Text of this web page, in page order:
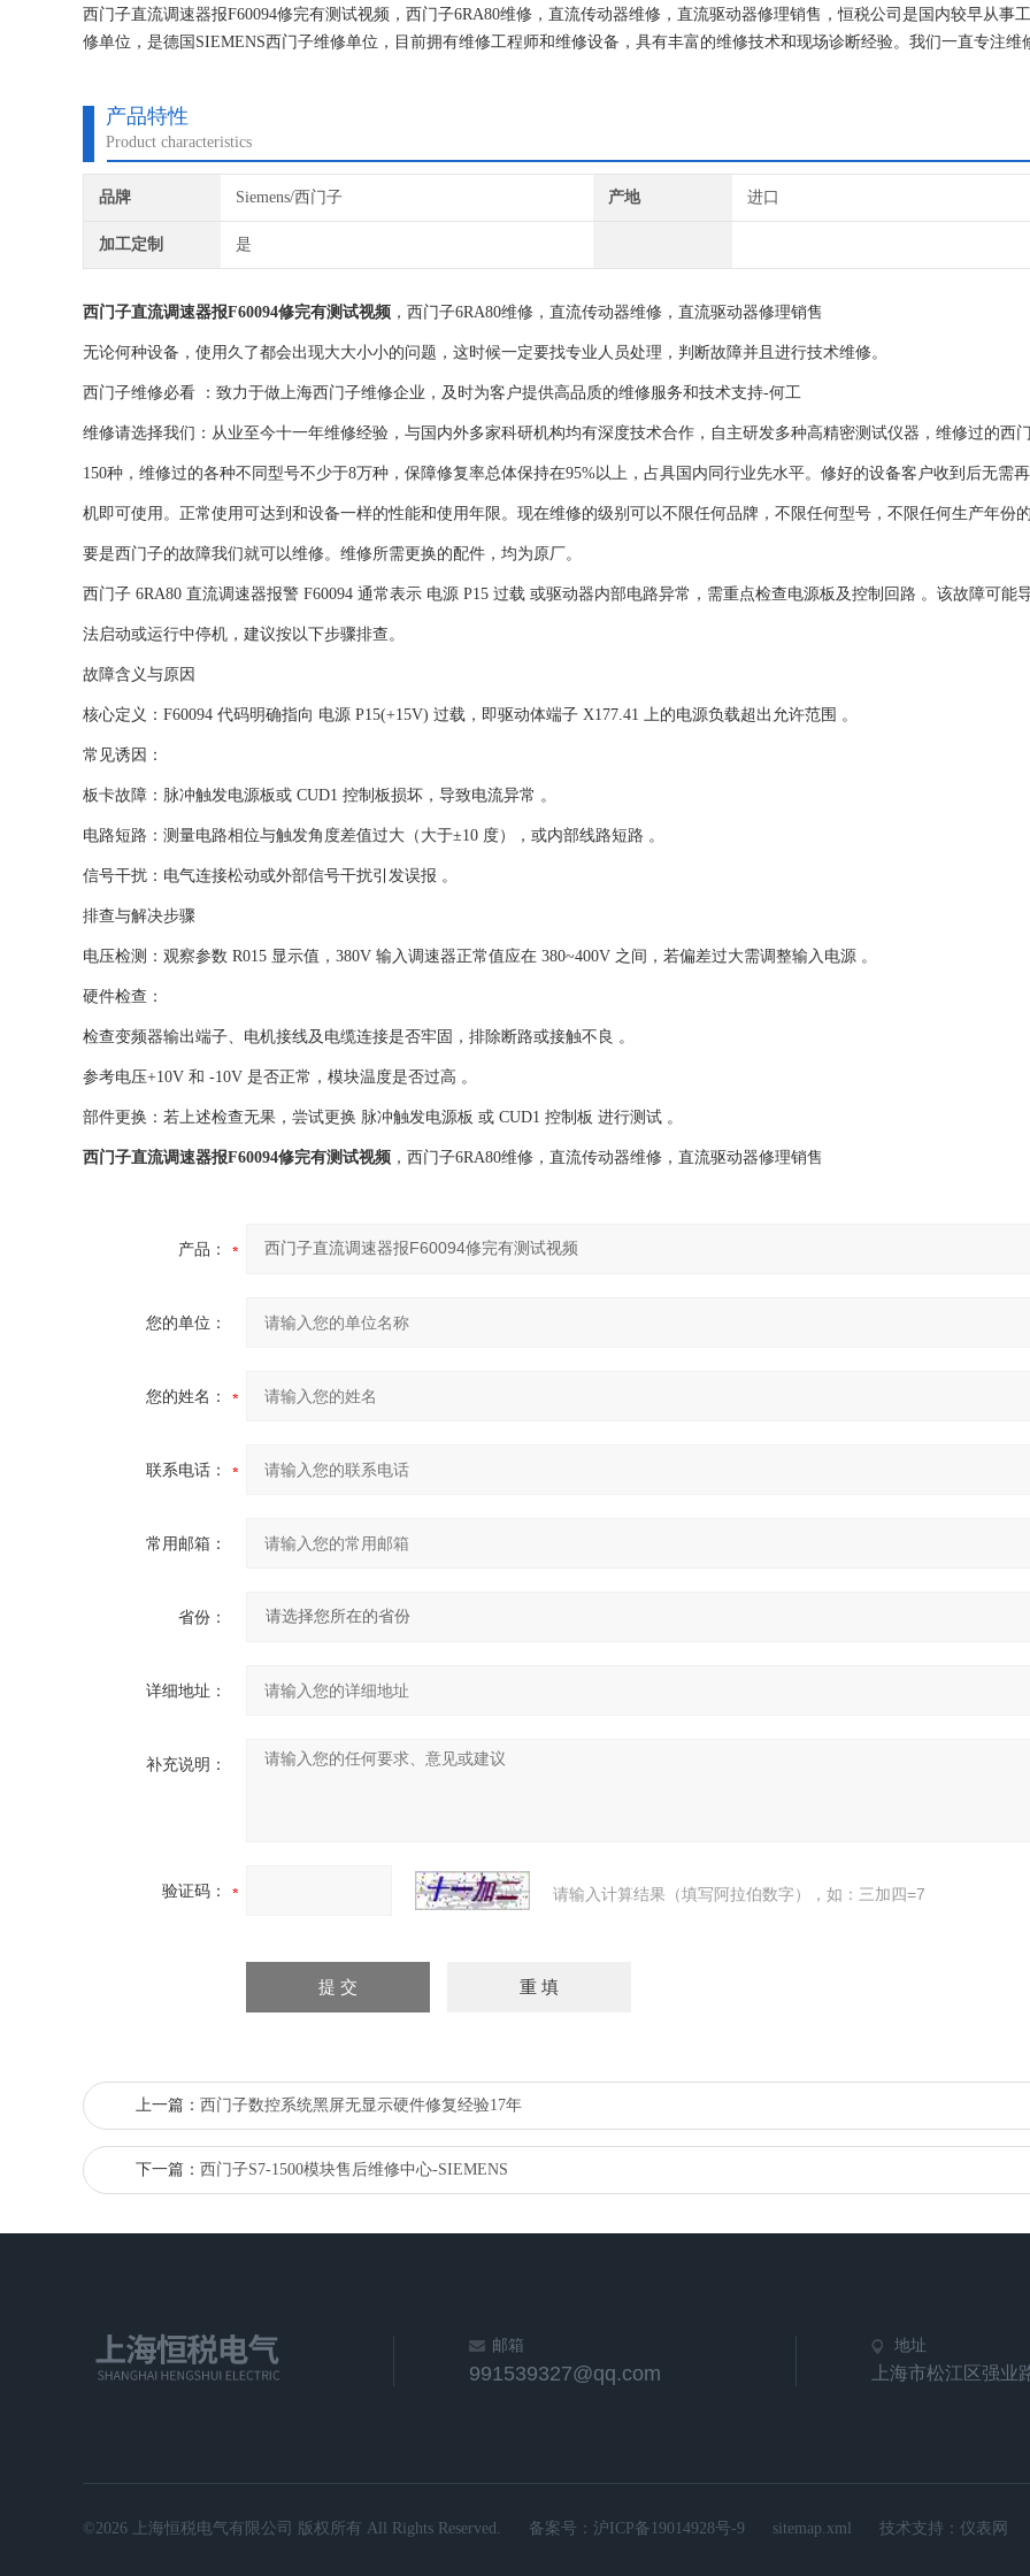
西门子直流调速器报F60094修完有测试视频，西门子6RA80维修，直流传动器维修，直流驱动器修理销售，恒税公司是国内较早从事
修单位，是德国SIEMENS西门子维修单位，目前拥有维修工程师和维修设备，具有丰富的维修技术和现场诊断经验。我们一直专注维
产品特性
Product characteristics
品牌 Siemens/西门子 产地 进口
加工定制 是
西门子直流调速器报F60094修完有测试视频 ，西门子6RA80维修，直流传动器维修，直流驱动器修理销售
无论何种设备，使用久了都会出现大大小小的问题，这时候一定要找专业人员处理，判断故障并且进行技术维修。
西门子维修必看 ：致力于做上海西门子维修企业，及时为客户提供高品质的维修服务和技术支持-何工
维修请选择我们：从业至今十一年维修经验，与国内外多家科研机构均有深度技术合作，自主研发多种高精密测试仪器，维修过的西
150种，维修过的各种不同型号不少于8万种，保障修复率总体保持在95%以上，占具国内同行业先水平。修好的设备客户收到后无需
机即可使用。正常使用可达到和设备一样的性能和使用年限。现在维修的级别可以不限任何品牌，不限任何型号，不限任何生产年份
要是西门子的故障我们就可以维修。维修所需更换的配件，均为原厂。
西门子 6RA80 直流调速器报警 ‌F60094‌ 通常表示 ‌电源 P15 过载‌ 或驱动器内部电路异常，需重点检查电源板及控制回路 。该故障可能
法启动或运行中停机，建议按以下步骤排查。‌‌
故障含义与原因
‌核心定义‌：F60094 代码明确指向 ‌电源 P15(+15V) 过载‌，即驱动体端子 X177.41 上的电源负载超出允许范围 。‌‌
‌常见诱因‌：
‌板卡故障‌：脉冲触发电源板或 CUD1 控制板损坏，导致电流异常 。‌‌
‌电路短路‌：测量电路相位与触发角度差值过大（大于±10 度），或内部线路短路 。‌‌
‌信号干扰‌：电气连接松动或外部信号干扰引发误报 。‌‌
排查与解决步骤
‌电压检测‌：观察参数 R015 显示值，380V 输入调速器正常值应在 ‌380~400V‌ 之间，若偏差过大需调整输入电源 。‌‌
‌硬件检查‌：
检查变频器输出端子、电机接线及电缆连接是否牢固，排除断路或接触不良 。‌‌
参考电压+10V 和 -10V 是否正常，模块温度是否过高 。‌‌
‌部件更换‌：若上述检查无果，尝试更换 ‌脉冲触发电源板‌ 或 ‌CUD1 控制板‌ 进行测试 。‌‌
西门子直流调速器报F60094修完有测试视频 ，西门子6RA80维修，直流传动器维修，直流驱动器修理销售
产品：
您的单位：
您的姓名：
联系电话：
常用邮箱：
省份：
详细地址：
补充说明：
验证码： 请输入计算结果（填写阿拉伯数字），如：三加四=7
上一篇： 西门子数控系统黑屏无显示硬件修复经验17年
下一篇： 西门子S7-1500模块售后维修中心-SIEMENS
邮箱
991539327@qq.com
地址
上海市松江区强业
©2026 上海恒税电气有限公司 版权所有 All Rights Reserved. 备案号： 沪ICP备19014928号-9 sitemap.xml 技术支持： 仪表网